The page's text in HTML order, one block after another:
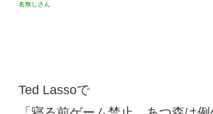
名無しさん
Ted Lassoで